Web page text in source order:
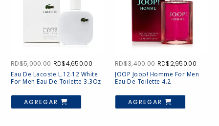
RD$5,000.00 El
precio
original
era:
RD$5,000.00.
RD$4,650.00El
precio
actual
es:
RD$4,650.00.
Eau De Lacoste L.12.12 White
For Men Eau De Toilette 3.3Oz
AGREGAR
RD$3,400.00 El
precio
original
era:
RD$3,400.00.
RD$2,950.00El
actual
JOOP Joop! Homme For Men
Eau De Toilette 4.2
AGREGAR